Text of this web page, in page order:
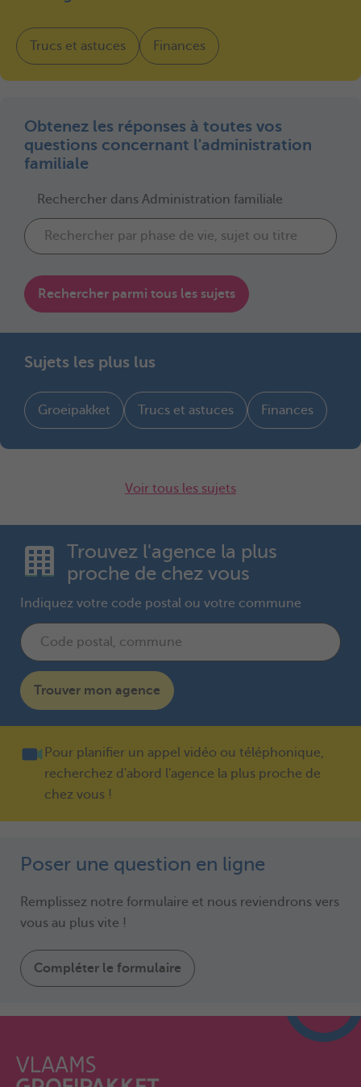
Trucs et astuces Finances
Obtenez les réponses à toutes vos
questions concernant l'administration
familiale
Rechercher dans Administration familiale
Rechercher parmi tous les sujets
Sujets les plus lus
Groeipakket Trucs et astuces Finances
Voir tous les sujets
Trouvez l'agence la plus
proche de chez vous
Indiquez votre code postal ou votre commune
Trouver mon agence
Pour planifier un appel vidéo ou téléphonique,
recherchez d'abord l'agence la plus proche de
chez vous !
Poser une question en ligne
Remplissez notre formulaire et nous reviendrons vers
vous au plus vite !
Compléter le formulaire